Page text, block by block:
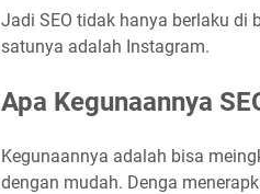
Jadi SEO tidak hanya berlaku di
satunya adalah Instagram.
Apa Kegunaannya
Kegunaannya adalah bisa
dengan mudah. Denga